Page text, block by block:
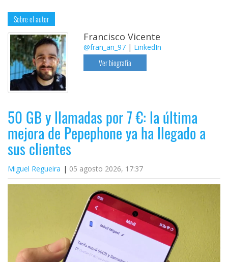
Sobre el autor
Francisco Vicente
@fran_an_97 | LinkedIn
Ver biografía
50 GB y llamadas por 7 €: la última
mejora de Pepephone ya ha llegado a
sus clientes
Miguel Regueira 05 agosto 2026, 17:37